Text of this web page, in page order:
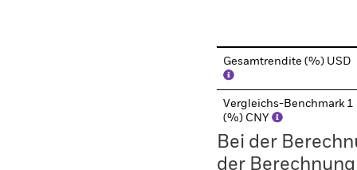
Gesamtrendite (%) USD
Vergleichs-Benchmark 1
(%) CNY
Bei der
der